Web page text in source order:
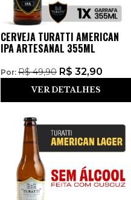
CERVEJA TURATTI AMERICAN
IPA ARTESANAL 355ML
Por: R$49,90 R$ 32,90
VER DETALHES